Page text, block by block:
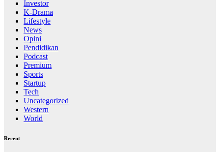
Investor
K-Drama
Lifestyle
News
Opini
Pendidikan
Podcast
Premium
Sports
Startup
Tech
Uncategorized
Western
World
Recent